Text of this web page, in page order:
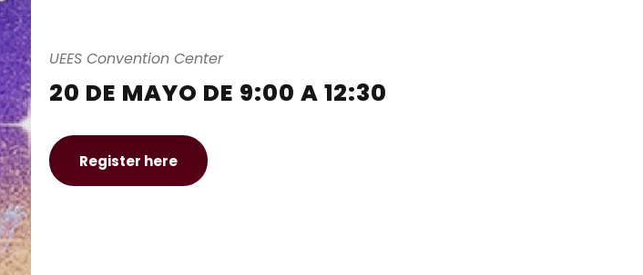
UEES Convention Center
20 DE MAYO DE 9:00 A 12:30
Register here